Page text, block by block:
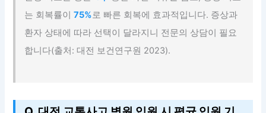
는 회복률이75%로 빠른 회복에 효과적입니다. 증상과
환자 상태에 따라 선택이 달라지니 전문의 상담이 필요
합니다(출처: 대전 보건연구원 2023).